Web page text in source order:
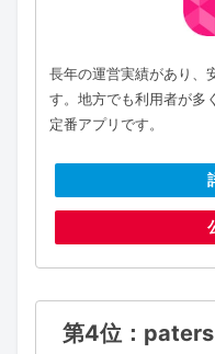
長年の運営実績があり、
す。地方でも利用者が多
定番アプリです。
第4位：paters